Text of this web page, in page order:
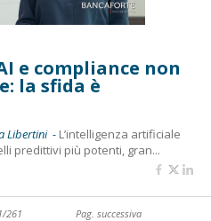
e compliance non
la sfida è
Libertini - L’intelligenza artificiale
predittivi più potenti, gran...
261 Pag. successiva